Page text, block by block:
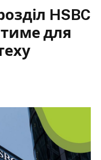
HSBC
для